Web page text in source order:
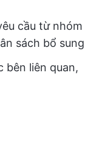
cầu từ nhóm
sách bổ sung
bên liên quan,